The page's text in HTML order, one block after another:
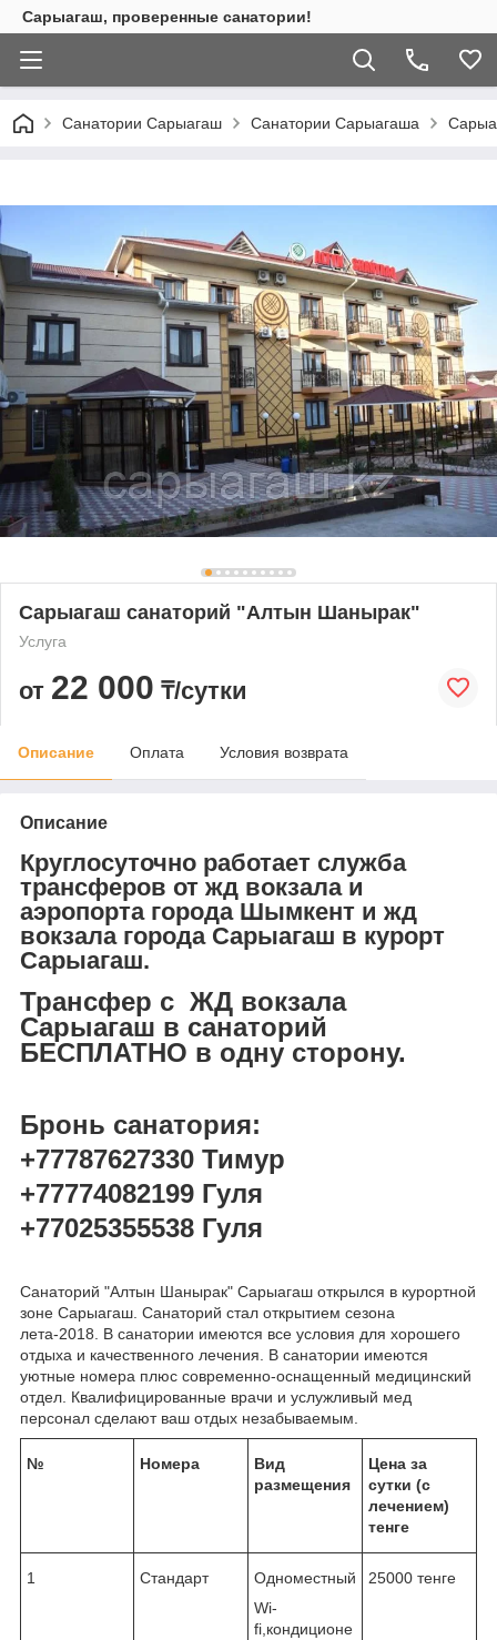
Сарыагаш, проверенные санатории!
Санатории Сарыагаш Санатории Сарыагаша
Сарыагаш санаторий "Алтын Шанырак"
Услуга
от 22 000 ₸/сутки
Описание Оплата Условия возврата
Описание
Круглосуточно работает служба
трансферов от жд вокзала и
аэропорта города Шымкент и жд
вокзала города Сарыагаш в курорт
Сарыагаш.
Трансфер с ЖД вокзала
Сарыагаш в санаторий
БЕСПЛАТНО в одну сторону.
Бронь санатория:
+77787627330 Тимур
+77774082199 Гуля
+77025355538 Гуля
Санаторий "Алтын Шанырак" Сарыагаш открылся в курортной
зоне Сарыагаш. Санаторий стал открытием сезона
лета-2018. В санатории имеются все условия для хорошего
отдыха и качественного лечения. В санатории имеются
уютные номера плюс современно-оснащенный медицинский
отдел. Квалифицированные врачи и услужливый мед
персонал сделают ваш отдых незабываемым.
№ Номера
Вид
размещения
Цена за
сутки (с
лечением)
тенге
1 Стандарт
Одноместный
Wi-
fi,кондиционе
25000 тенге